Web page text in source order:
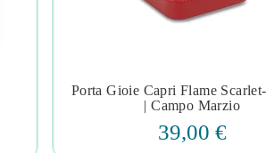
 
Porta Gioie Capri Flame
| Campo Marzio
39,00 €